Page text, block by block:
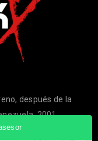
después de la
2001